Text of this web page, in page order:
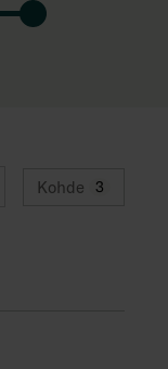
Kohde 3